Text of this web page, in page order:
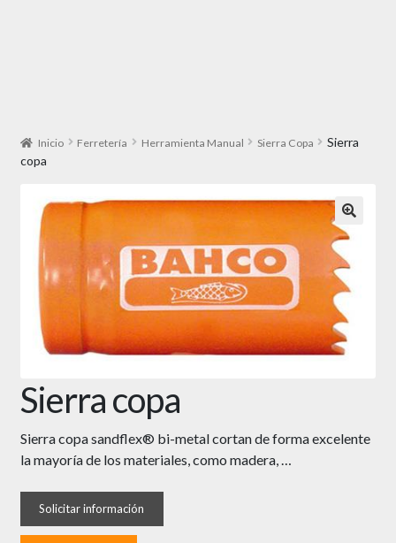
Inicio Ferretería Herramienta Manual Sierra Copa
Sierra
copa
🔍
Sierra copa
Sierra copa sandflex® bi-metal cortan de forma excelente
la mayoría de los materiales, como madera, …